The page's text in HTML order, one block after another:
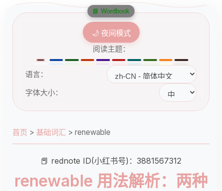
🌙 夜间模式
阅读主题：
语言：
字体大小：
首页 > 基础词汇 > renewable
📕 rednote ID(小红书号)：3881567312
renewable 用法解析：两种
📘 Wordbook